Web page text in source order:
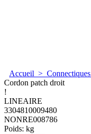
Accueil > Connectiques
Cordon patch droit
!
LINEAIRE
3304810009480
NONRE008786
Poids: kg